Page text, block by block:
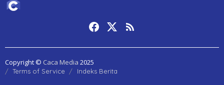
Copyright © Caca Media 2025
Terms of Service Indeks Berita